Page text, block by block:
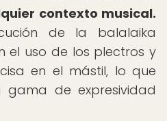
contexto musical.
de la balalaika
el uso de los plectros y
en el mástil, lo que
de expresividad